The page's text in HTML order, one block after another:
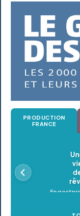
PRODUCTION
FRANCE
En